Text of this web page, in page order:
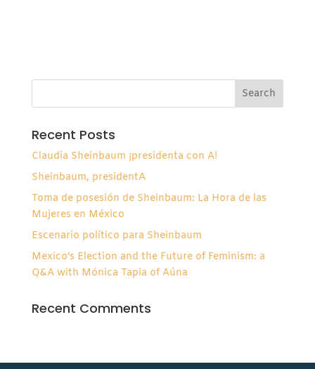
Recent Posts
Claudia Sheinbaum ¡presidenta con A!
Sheinbaum, presidentA
Toma de posesión de Sheinbaum: La Hora de las
Mujeres en México
Escenario político para Sheinbaum
Mexico’s Election and the Future of Feminism: a
Q&A with Mónica Tapia of Aúna
Recent Comments